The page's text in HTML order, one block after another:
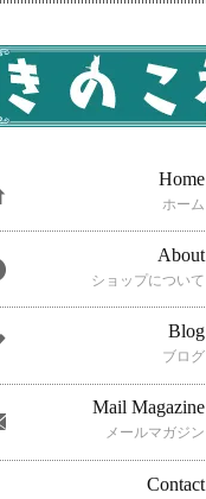
Home
ホーム
About
ショップについて
Blog
ブログ
Mail Magazine
メールマガジン
Contact